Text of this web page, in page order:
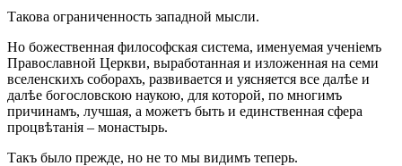
Такова ограниченность западной мысли.
Но божественная философская система, именуемая ученіемъ
Православной Церкви, выработанная и изложенная на семи
вселенскихъ соборахъ, развивается и уясняется все далѣе и
далѣе богословскою наукою, для которой, по многимъ
причинамъ, лучшая, а можетъ быть и единственная сфера
процвѣтанія – монастырь.
Такъ было прежде, но не то мы видимъ теперь.